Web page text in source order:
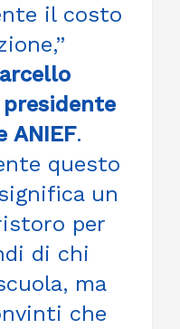
il costo
ANIEF.
questo
un
per
di chi
ma
che